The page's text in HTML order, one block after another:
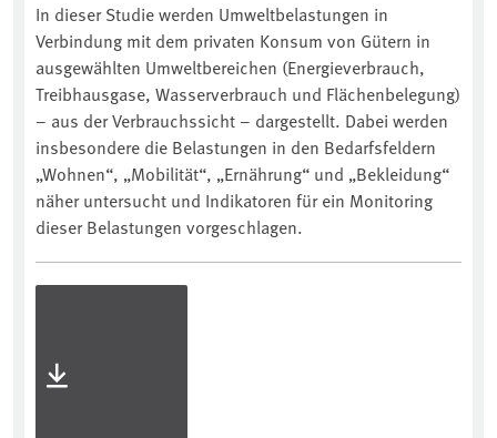
In dieser Studie werden Umweltbelastungen in
Verbindung mit dem privaten Konsum von Gütern in
ausgewählten Umweltbereichen (Energieverbrauch,
Treibhausgase, Wasserverbrauch und Flächenbelegung)
– aus der Verbrauchssicht – dargestellt. Dabei werden
insbesondere die Belastungen in den Bedarfsfeldern
„Wohnen“, „Mobilität“, „Ernährung“ und „Bekleidung“
näher untersucht und Indikatoren für ein Monitoring
dieser Belastungen vorgeschlagen.